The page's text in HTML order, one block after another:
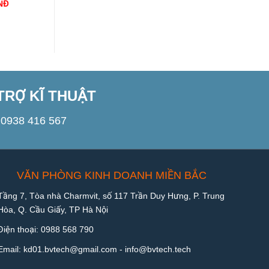
KĨ THUẬT
0938 416 567
VĂN PHÒNG KINH DOANH MIỀN BẮC
7, Tòa nhà Charmvit, số 117 Trần Duy Hưng, P. Trung
Q. Cầu Giấy, TP Hà Nội
thoại: 0988 568 790
kd01.bvtech@gmail.com - info@bvtech.tech